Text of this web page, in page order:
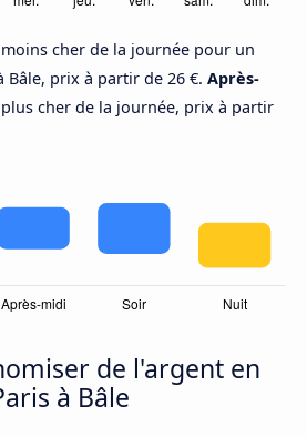
cher de la journée pour un
Bâle, prix à partir de 26 €. Après-
cher de la journée, prix à partir
de l'argent en
à Bâle